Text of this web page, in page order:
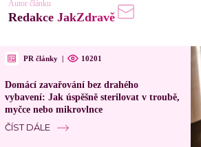
Autor článku
Redakce JakZdravě
PR články | 10201
Domácí zavařování bez drahého
vybavení: Jak úspěšně sterilovat v troubě,
myčce nebo mikrovlnce
ČÍST DÁLE